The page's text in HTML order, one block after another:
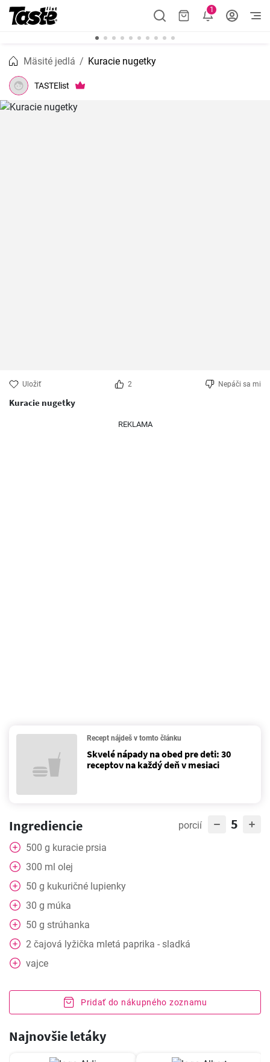
1
Mäsité jedlá Kuracie nugetky
TASTElist
Uložiť 2 Nepáči sa mi
Kuracie nugetky
REKLAMA
Recept nájdeš v tomto článku
Skvelé nápady na obed pre deti: 30
receptov na každý deň v mesiaci
Ingrediencie porcií 5
500 g kuracie prsia
300 ml olej
50 g kukuričné ​​lupienky
30 g múka
50 g strúhanka
2 čajová lyžička mletá paprika - sladká
vajce
Pridať do nákupného zoznamu
Najnovšie letáky